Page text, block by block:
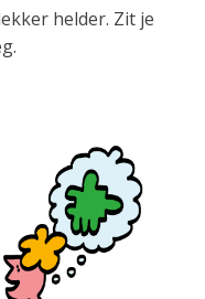
helder. Zit je